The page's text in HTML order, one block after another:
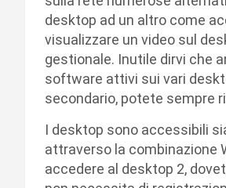
desktop ad un altro come
visualizzare un video sul
gestionale. Inutile dirvi che
software attivi sui vari
secondario, potete sempre
I desktop sono accessibili
attraverso la combinazione
accedere al desktop 2,